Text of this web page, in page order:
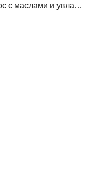
Выпрямление волос с маслами и увлажняющими средствами: как избежать повреждений